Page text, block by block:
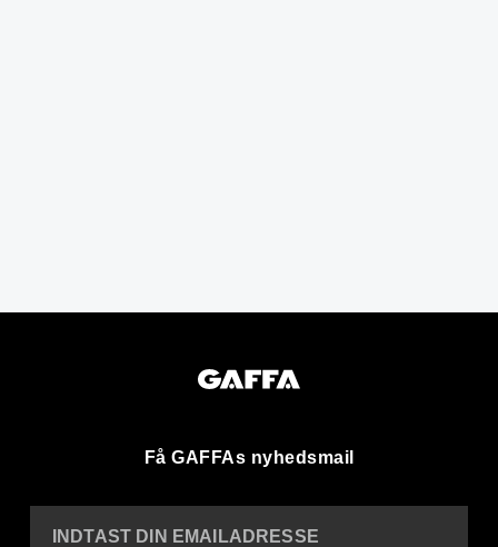
Få GAFFAs nyhedsmail
INDTAST DIN EMAILADRESSE